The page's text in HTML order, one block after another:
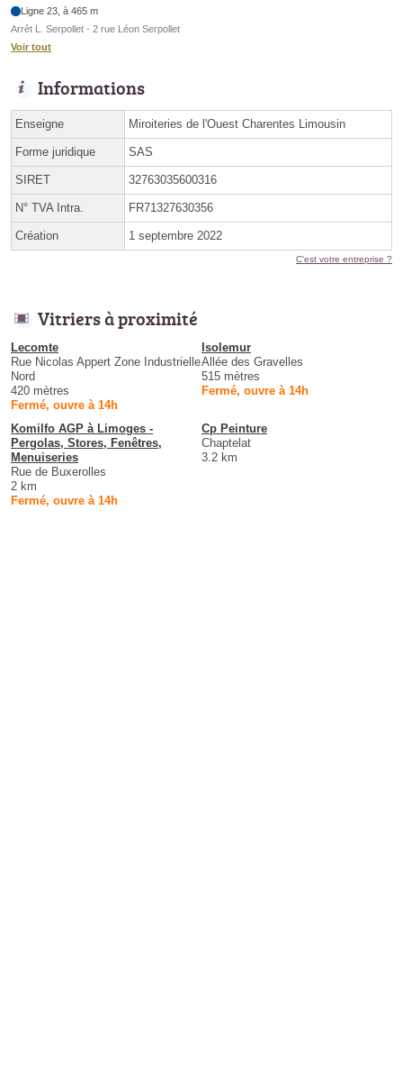
Ligne 23, à 465 m
Arrêt L. Serpollet - 2 rue Léon Serpollet
Voir tout
Informations
Enseigne Miroiteries de l'Ouest Charentes Limousin
Forme juridique SAS
SIRET 32763035600316
N° TVA Intra. FR71327630356
Création 1 septembre 2022
C'est votre entreprise ?
Vitriers à proximité
Lecomte
Rue Nicolas Appert Zone Industrielle
Nord
420 mètres
Fermé, ouvre à 14h
Isolemur
Allée des Gravelles
515 mètres
Fermé, ouvre à 14h
Komilfo AGP à Limoges -
Pergolas, Stores, Fenêtres,
Menuiseries
Rue de Buxerolles
2 km
Fermé, ouvre à 14h
Cp Peinture
Chaptelat
3.2 km